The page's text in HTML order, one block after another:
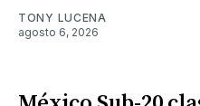
TONY LUCENA
agosto 6, 2026